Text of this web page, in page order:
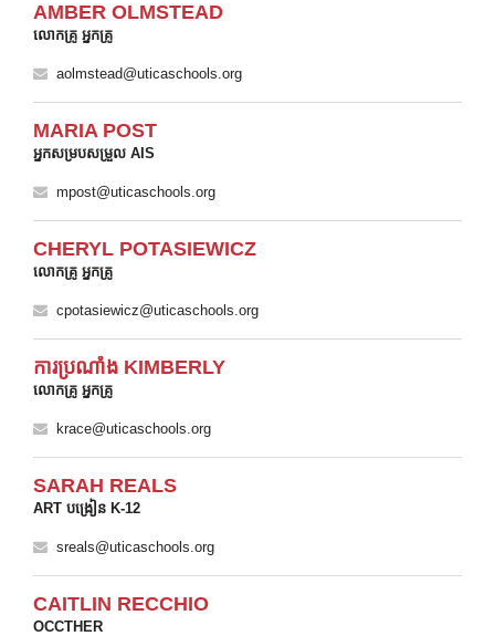
AMBER OLMSTEAD
លោកគ្រូ អ្នកគ្រូ
aolmstead@uticaschools.org
MARIA POST
អ្នកសម្របសម្រួល AIS
mpost@uticaschools.org
CHERYL POTASIEWICZ
លោកគ្រូ អ្នកគ្រូ
cpotasiewicz@uticaschools.org
ការប្រណាំង KIMBERLY
លោកគ្រូ អ្នកគ្រូ
krace@uticaschools.org
SARAH REALS
ART បង្រៀន K-12
sreals@uticaschools.org
CAITLIN RECCHIO
OCCTHER